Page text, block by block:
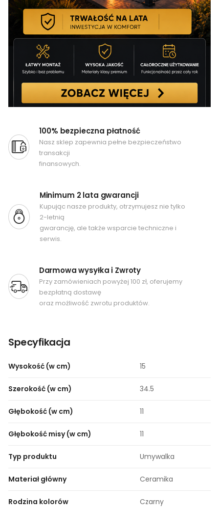
100% bezpieczna płatność
Nasz sklep zapewnia pełne bezpieczeństwo
transakcji
finansowych.
Minimum 2 lata gwarancji
Kupując nasze produkty, otrzymujesz nie tylko
2-letnią
gwarancję, ale także wsparcie techniczne i
serwis.
Darmowa wysyłka i Zwroty
Przy zamówieniach powyżej 100 zł, oferujemy
bezpłatną dostawę
oraz możliwość zwrotu produktów.
Specyfikacja
Wysokość (w cm) 15
Szerokość (w cm) 34.5
Głębokość (w cm) 11
Głębokość misy (w cm) 11
Typ produktu Umywalka
Materiał główny Ceramika
Rodzina kolorów Czarny